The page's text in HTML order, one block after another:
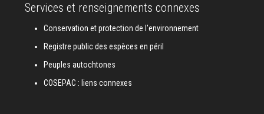
Services et renseignements connexes
Conservation et protection de l'environnement
Registre public des espèces en péril
Peuples autochtones
COSEPAC : liens connexes